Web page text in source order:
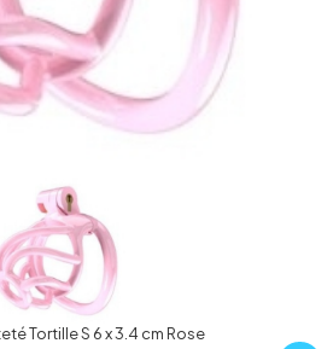
Tortille S 6 x 3.4 cm Rose